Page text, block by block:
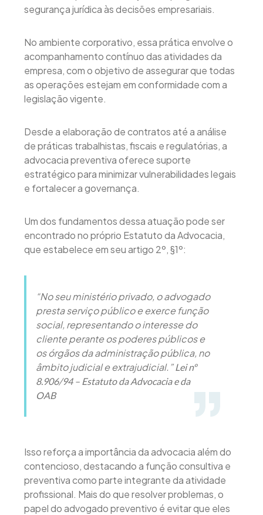
segurança jurídica às decisões empresariais.
No ambiente corporativo, essa prática envolve o
acompanhamento contínuo das atividades da
empresa, com o objetivo de assegurar que todas
as operações estejam em conformidade com a
legislação vigente.
Desde a elaboração de contratos até a análise
de práticas trabalhistas, fiscais e regulatórias, a
advocacia preventiva oferece suporte
estratégico para minimizar vulnerabilidades legais
e fortalecer a governança.
Um dos fundamentos dessa atuação pode ser
encontrado no próprio Estatuto da Advocacia,
que estabelece em seu artigo 2º, §1º:
“No seu ministério privado, o advogado
presta serviço público e exerce função
social, representando o interesse do
cliente perante os poderes públicos e
os órgãos da administração pública, no
âmbito judicial e extrajudicial.” Lei nº
8.906/94 – Estatuto da Advocacia e da
OAB
Isso reforça a importância da advocacia além do
contencioso, destacando a função consultiva e
preventiva como parte integrante da atividade
profissional. Mais do que resolver problemas, o
papel do advogado preventivo é evitar que eles